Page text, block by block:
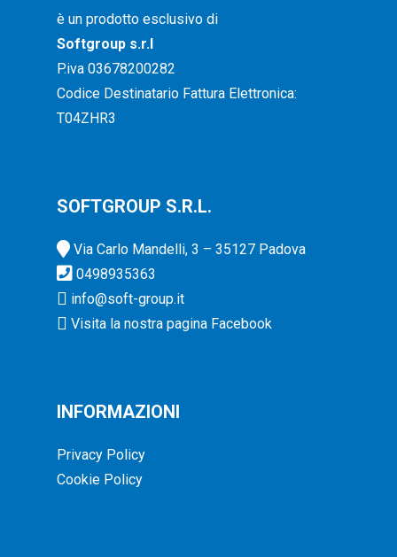
è un prodotto esclusivo di
Softgroup s.r.l
P.iva 03678200282
Codice Destinatario Fattura Elettronica:
T04ZHR3
SOFTGROUP S.R.L.
Via Carlo Mandelli, 3 – 35127 Padova
0498935363
info@soft-group.it
Visita la nostra pagina Facebook
INFORMAZIONI
Privacy Policy
Cookie Policy